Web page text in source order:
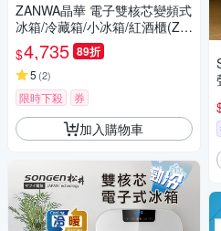
ZANWA晶華 電子雙核芯變頻式
冰箱/冷藏箱/小冰箱/紅酒櫃(ZW
-46STF-B2)
$4,735 89折
5 (2)
限時下殺 券
加入購物車